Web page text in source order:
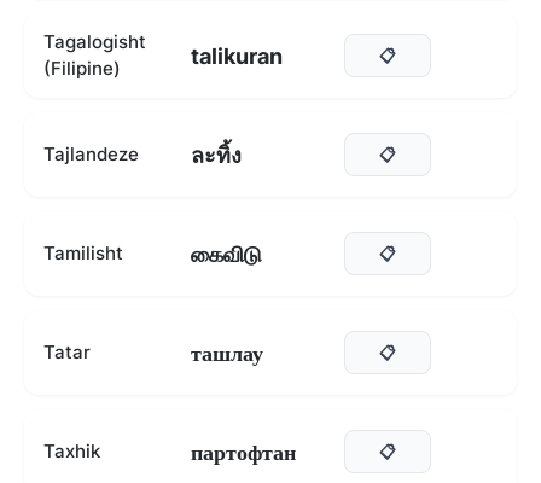
Tagalogisht
(Filipine)
talikuran 📋
Tajlandeze ละทิ้ง 📋
Tamilisht கைவிடு 📋
Tatar ташлау 📋
Taxhik партофтан 📋